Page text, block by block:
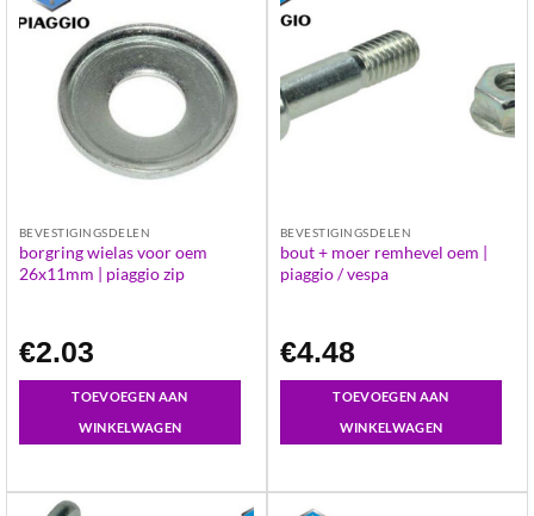
BEVESTIGINGSDELEN
borgring wielas voor oem
26x11mm | piaggio zip
€2.03
TOEVOEGEN AAN
WINKELWAGEN
BEVESTIGINGSDELEN
bout + moer remhevel oem |
piaggio / vespa
€4.48
TOEVOEGEN AAN
WINKELWAGEN